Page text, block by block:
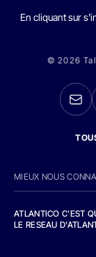
En cliquant sur
© 2026
MIEUX NOUS
ATLANTICO C'EST
LE RESEAU